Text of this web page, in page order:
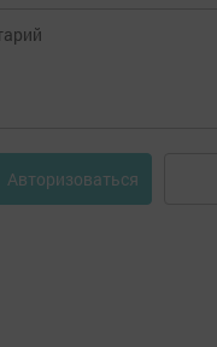
Авторизоваться